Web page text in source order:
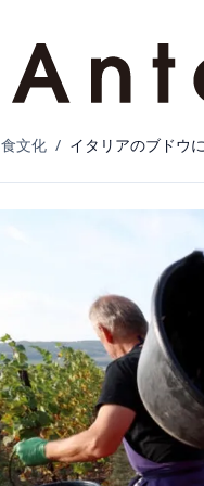
食文化 / イタリアのブドウ